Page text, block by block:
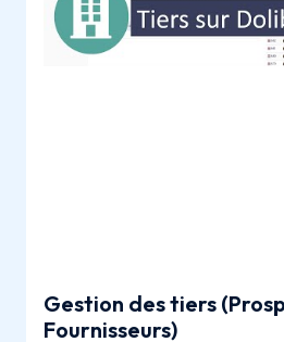
Gestion des tiers
Fournisseurs)